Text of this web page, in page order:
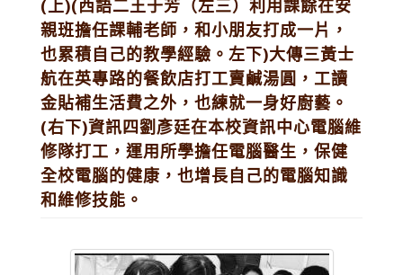
(上)(西語二王于芳（左三）利用課餘在安
親班擔任課輔老師，和小朋友打成一片，
也累積自己的教學經驗。左下)大傳三黃士
航在英專路的餐飲店打工賣鹹湯圓，工讀
金貼補生活費之外，也練就一身好廚藝。
(右下)資訊四劉彥廷在本校資訊中心電腦維
修隊打工，運用所學擔任電腦醫生，保健
全校電腦的健康，也增長自己的電腦知識
和維修技能。